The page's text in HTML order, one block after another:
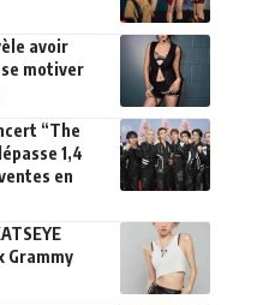
avoir
motiver
“The
1,4
en
Grammy